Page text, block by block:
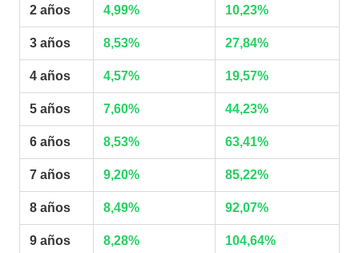
2 años 4,99% 10,23%
3 años 8,53% 27,84%
4 años 4,57% 19,57%
5 años 7,60% 44,23%
6 años 8,53% 63,41%
7 años 9,20% 85,22%
8 años 8,49% 92,07%
9 años 8,28% 104,64%